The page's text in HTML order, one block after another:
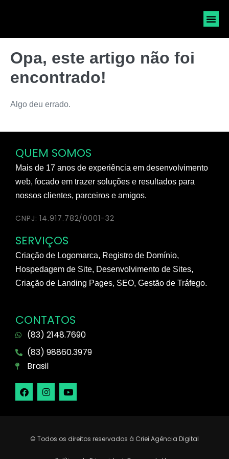
Opa, este artigo não foi
encontrado!
Algo deu errado.
QUEM SOMOS
Mais de 17 anos de experiência em desenvolvimento
web, focado em trazer soluções e resultados para
nossos clientes, parceiros e amigos.
CNPJ: 14.917.782/0001-32
SERVIÇOS
Criação de Logomarca, Registro de Domínio,
Hospedagem de Site, Desenvolvimento de Sites,
Criação de Landing Pages, SEO, Gestão de Tráfego.
CONTATOS
(83) 2148.7690
(83) 98860.3979
Brasil
© Todos os direitos reservados à Criei Agência Digital